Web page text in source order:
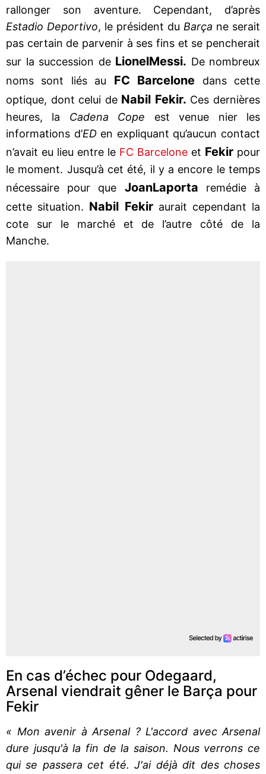
rallonger son aventure. Cependant, d’après
Estadio Deportivo, le président du Barça ne serait
pas certain de parvenir à ses fins et se pencherait
sur la succession de LionelMessi. De nombreux
noms sont liés au FC Barcelone dans cette
optique, dont celui de Nabil Fekir. Ces dernières
heures, la Cadena Cope est venue nier les
informations d’EDen expliquant qu’aucun contact
n’avait eu lieu entre le FC Barcelone et Fekir pour
le moment. Jusqu’à cet été, il y a encore le temps
nécessaire pour que JoanLaporta remédie à
cette situation. Nabil Fekiraurait cependant la
cote sur le marché et de l’autre côté de la
Manche.
En cas d’échec pour Odegaard,
Arsenal viendrait gêner le Barça pour
Fekir
« Mon avenir à Arsenal ? L'accord avec Arsenal
dure jusqu'à la fin de la saison. Nous verrons ce
qui se passera cet été. J'ai déjà dit des choses